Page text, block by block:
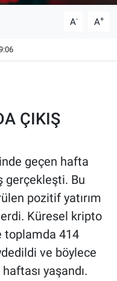
A- A+
ÇIKIŞ
geçen hafta
gerçekleşti. Bu
pozitif yatırım
Küresel kripto
toplamda 414
ve böylece
yaşandı.